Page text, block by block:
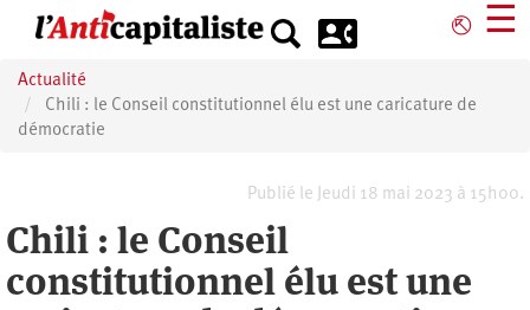
principal
⎋ ☰
Actualité
Chili : le Conseil constitutionnel élu est une caricature de
démocratie
Publié le Jeudi 18 mai 2023 à 15h00.
Chili : le Conseil
constitutionnel élu est une